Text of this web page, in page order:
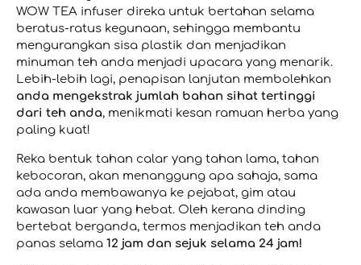
WOW TEA infuser direka untuk bertahan selama
beratus-ratus kegunaan, sehingga membantu
mengurangkan sisa plastik dan menjadikan
minuman teh anda menjadi upacara yang menarik.
Lebih-lebih lagi, penapisan lanjutan membolehkan
anda mengekstrak jumlah bahan sihat tertinggi
dari teh anda, menikmati kesan ramuan herba yang
paling kuat!
Reka bentuk tahan calar yang tahan lama, tahan
kebocoran, akan menanggung apa sahaja, sama
ada anda membawanya ke pejabat, gim atau
kawasan luar yang hebat. Oleh kerana dinding
bertebat berganda, termos menjadikan teh anda
panas selama 12 jam dan sejuk selama 24 jam!